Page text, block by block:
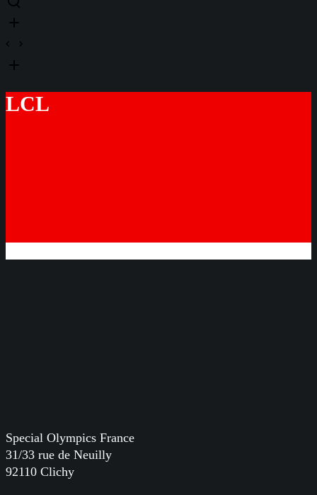
LCL
Special Olympics France
31/33 rue de Neuilly
92110 Clichy